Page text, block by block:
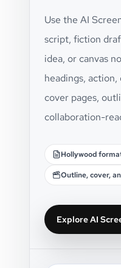
Use the AI
script, fiction
idea, or canvas
headings,
cover pages,
collaboration-
Hollywood
Outline, cover,
Explore AI